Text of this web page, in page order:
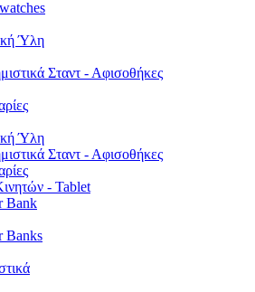
Ύλη
Σταντ - Αφισοθήκες
Ύλη
Σταντ - Αφισοθήκες
- Tablet
Bank
Banks